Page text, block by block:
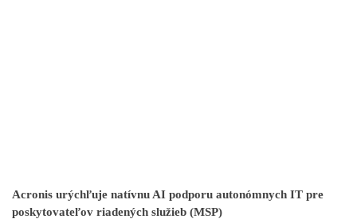
Acronis urýchľuje natívnu AI podporu autonómnych IT pre
poskytovateľov riadených služieb (MSP)